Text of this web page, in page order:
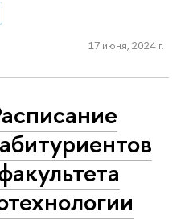
17 июня, 2024 г.